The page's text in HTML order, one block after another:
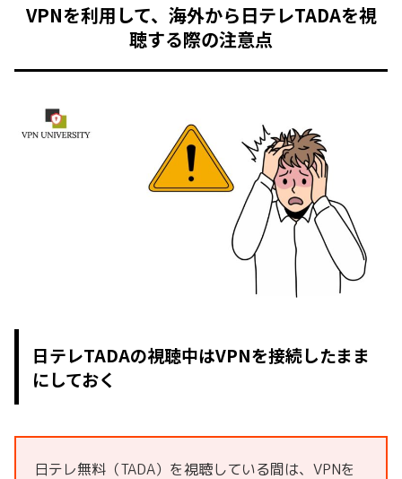
VPNを利用して、海外から日テレTADAを視
聴する際の注意点
日テレTADAの視聴中はVPNを接続したまま
にしておく
日テレ無料（TADA）を視聴している間は、VPNを